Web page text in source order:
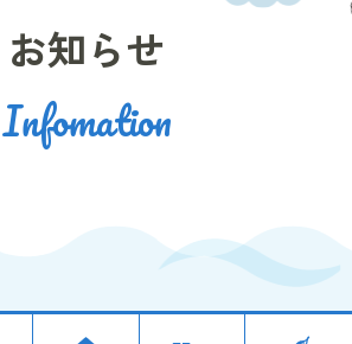
お知らせ
Infomation